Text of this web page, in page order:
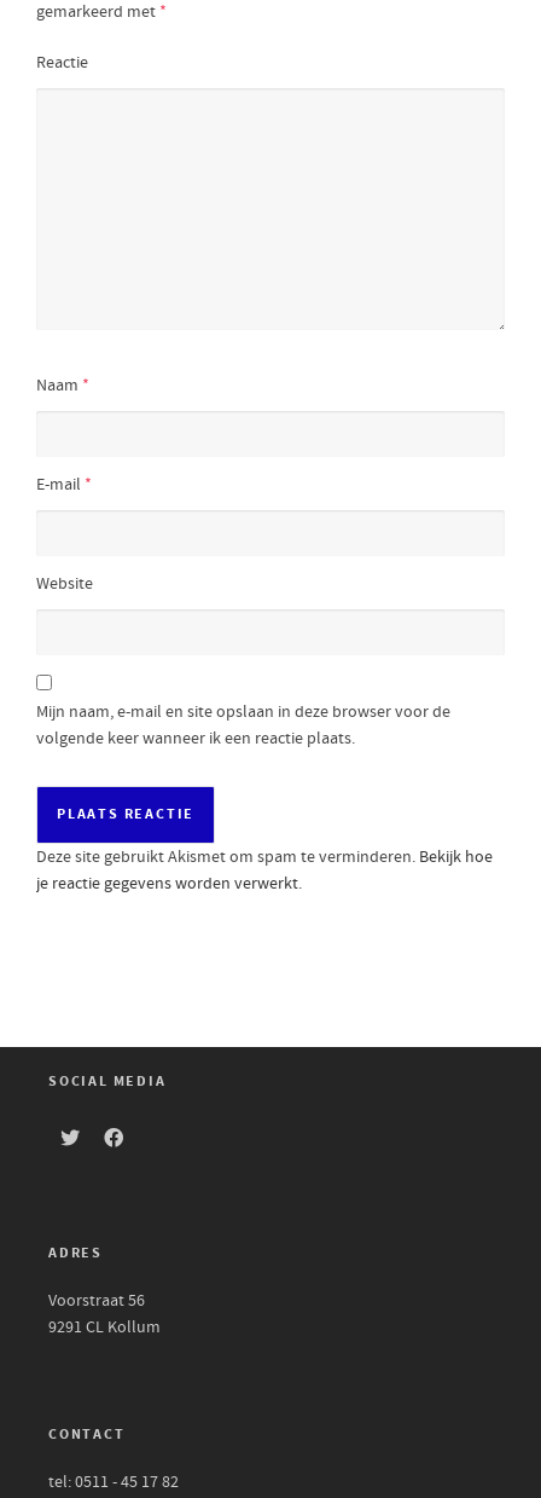
gemarkeerd met *
Reactie
Naam *
E-mail *
Website
Mijn naam, e-mail en site opslaan in deze browser voor de
volgende keer wanneer ik een reactie plaats.
Deze site gebruikt Akismet om spam te verminderen. Bekijk hoe
je reactie gegevens worden verwerkt.
SOCIAL MEDIA
ADRES
Voorstraat 56
9291 CL Kollum
CONTACT
tel: 0511 - 45 17 82